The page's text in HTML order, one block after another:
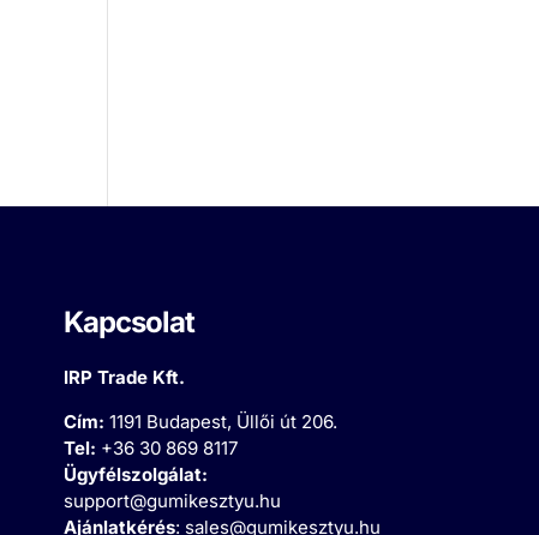
Kapcsolat
IRP Trade Kft.
Cím: 1191 Budapest, Üllői út 206.
Tel: +36 30 869 8117
Ügyfélszolgálat:
support@gumikesztyu.hu
Ajánlatkérés: sales@gumikesztyu.hu